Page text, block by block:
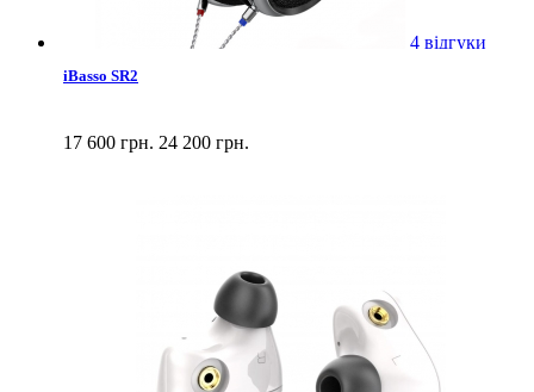
4 відгуки
iBasso SR2
17 600 грн. 24 200 грн.